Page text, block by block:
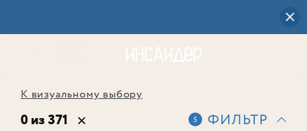
К визуальному выбору
0 из 371 5 ФИЛЬТР